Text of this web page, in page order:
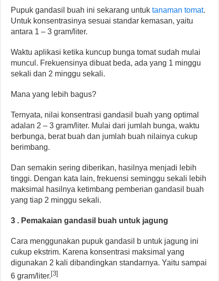
Pupuk gandasil buah ini sekarang untuk tanaman tomat.
Untuk konsentrasinya sesuai standar kemasan, yaitu
antara 1 – 3 gram/liter.
Waktu aplikasi ketika kuncup bunga tomat sudah mulai
muncul. Frekuensinya dibuat beda, ada yang 1 minggu
sekali dan 2 minggu sekali.
Mana yang lebih bagus?
Ternyata, nilai konsentrasi gandasil buah yang optimal
adalan 2 – 3 gram/liter. Mulai dari jumlah bunga, waktu
berbunga, berat buah dan jumlah buah nilainya cukup
berimbang.
Dan semakin sering diberikan, hasilnya menjadi lebih
tinggi. Dengan kata lain, frekuensi seminggu sekali lebih
maksimal hasilnya ketimbang pemberian gandasil buah
yang tiap 2 minggu sekali.
3 . Pemakaian gandasil buah untuk jagung
Cara menggunakan pupuk gandasil b untuk jagung ini
cukup ekstrim. Karena konsentrasi maksimal yang
digunakan 2 kali dibandingkan standarnya. Yaitu sampai
6 gram/liter.[3]